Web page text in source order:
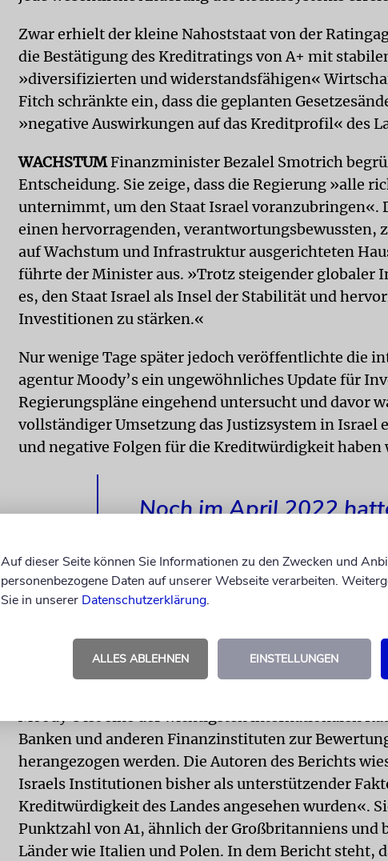
Zwar erhielt der kleine Nahoststaat von der
die Bestätigung des Kreditratings von A+ mit
»diversifizierten und widerstandsfähigen«
Fitch schränkte ein, dass die geplanten
»negative Auswirkungen auf das Kreditprofil« des
WACHSTUMFinanzminister Bezalel Smotrich
Entscheidung. Sie zeige, dass die Regierung »alle
unternimmt, um den Staat Israel voranzubringen«.
einen hervorragenden, verantwortungsbewussten,
auf Wachstum und Infrastruktur ausgerichteten
führte der Minister aus. »Trotz steigender globaler
es, den Staat Israel als Insel der Stabilität und
Investitionen zu stärken.«
Nur wenige Tage später jedoch veröffentlichte die
agentur Moody’s ein ungewöhnliches Update für
Regierungspläne eingehend untersucht und davor
vollständiger Umsetzung das Justizsystem in Israel
und negative Folgen für die Kreditwürdigkeit haben
Noch im April 2022
der Überwindung der
einen »positiven«
erteilt.
Moody’s ist eine der wichtigsten internationalen
Banken und anderen Finanzinstituten zur
herangezogen werden. Die Autoren des Berichts
Israels Institutionen bisher als unterstützender
Kreditwürdigkeit des Landes angesehen wurden«.
Punktzahl von A1, ähnlich der Großbritanniens und
Länder wie Italien und Polen. In dem Bericht steht,
Auf dieser Seite können Sie Informationen zu den Zwecken und
personenbezogene Daten auf unserer Webseite verarbeiten.
Sie in unserer Datenschutzerklärung.
ALLES ABLEHNEN EINSTELLUNGEN